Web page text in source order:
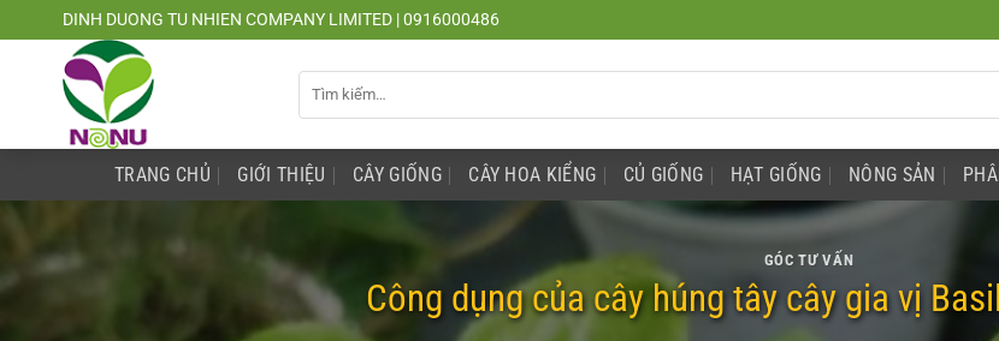
đến
DINH DUONG TU NHIEN COMPANY LIMITED | 0916000486
kiếm:
TRANG CHỦ GIỚI THIỆU CÂY GIỐNG CÂY HOA KIỂNG CỦ GIỐNG HẠT GIỐNG NÔNG SẢN
GÓC TƯ VẤN
Công dụng của cây húng tây cây gia vị